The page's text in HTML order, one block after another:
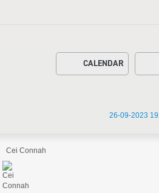
CALENDAR
26-09-2023
Cei Connah